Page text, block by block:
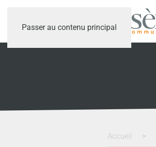
Passer au contenu principal
Accueil